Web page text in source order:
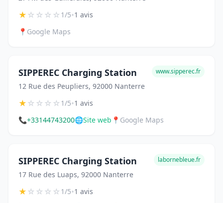
★☆☆☆☆1/5•1 avis
📍 Google Maps
SIPPEREC Charging Station
12 Rue des Peupliers, 92000 Nanterre
www.sipperec.fr
★☆☆☆☆1/5•1 avis
📞+33144743200🌐Site web 📍 Google Maps
SIPPEREC Charging Station
17 Rue des Luaps, 92000 Nanterre
labornebleue.fr
★☆☆☆☆1/5•1 avis